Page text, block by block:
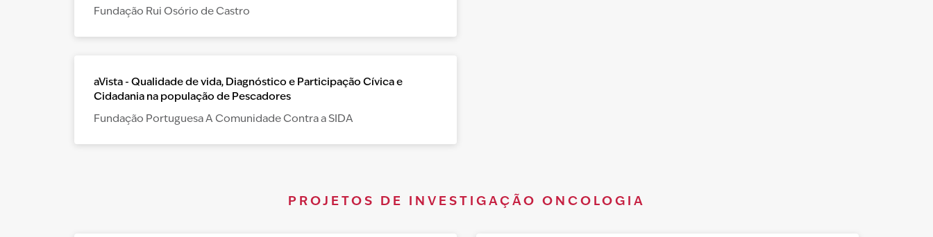
Fundação Rui Osório de Castro
aVista - Qualidade de vida, Diagnóstico e Participação Cívica e
Cidadania na população de Pescadores
Fundação Portuguesa A Comunidade Contra a SIDA
PROJETOS DE INVESTIGAÇÃO ONCOLOGIA